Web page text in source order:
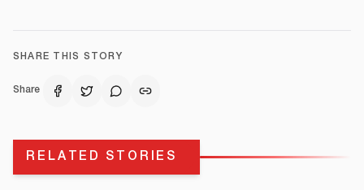
SHARE THIS STORY
Share
RELATED STORIES